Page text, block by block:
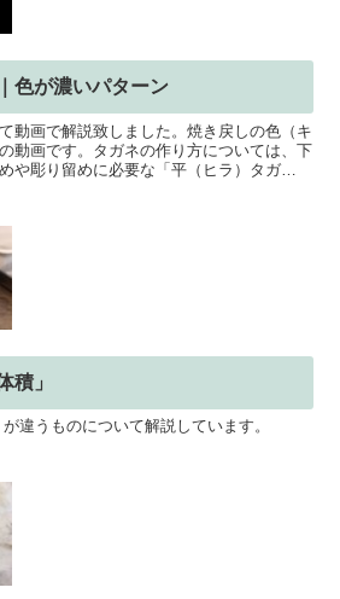
色が濃いパターン
動画で解説致しました。焼き戻しの色（キ
動画です。タガネの作り方については、下
や彫り留めに必要な「平（ヒラ）タガ
積」
違うものについて解説しています。